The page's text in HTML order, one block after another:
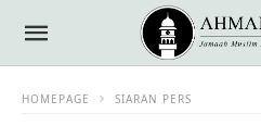
HOMEPAGE SIARAN PERS